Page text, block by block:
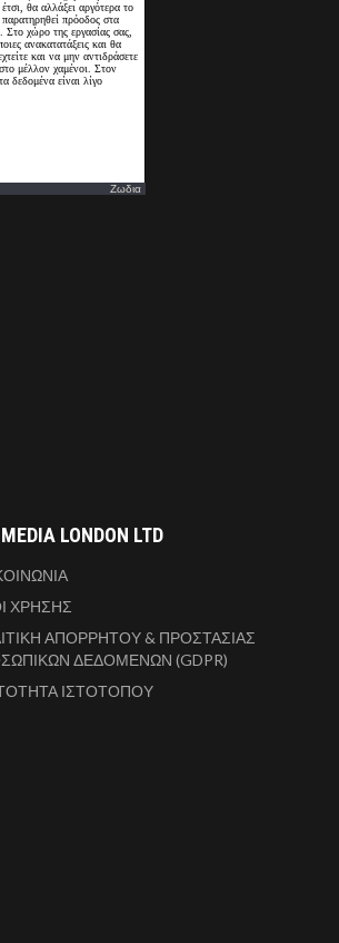
Ζωδια
LONDON LTD
ΧΡΗΣΗΣ
ΑΠΟΡΡΗΤΟΥ & ΠΡΟΣΤΑΣΙΑΣ
ΔΕΔΟΜΕΝΩΝ (GDPR)
ΙΣΤΟΤΟΠΟΥ